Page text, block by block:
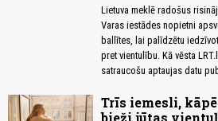
Lietuva meklē radošus
Varas iestādes nopietni
ballītes, lai palīdzētu
pret vientulību. Kā vēsta
satraucošu aptaujas datu
Trīs iemesli,